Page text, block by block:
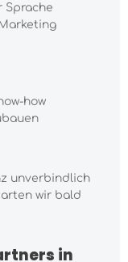
Sprache
how
unverbindlich
wir bald
in